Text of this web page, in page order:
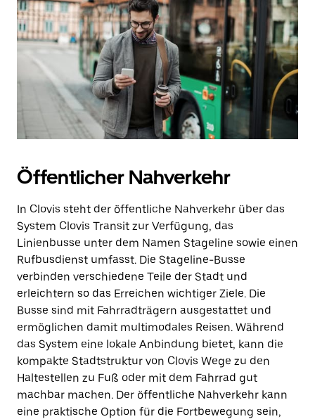
Öffentlicher Nahverkehr
In Clovis steht der öffentliche Nahverkehr über das
System Clovis Transit zur Verfügung, das
Linienbusse unter dem Namen Stageline sowie einen
Rufbusdienst umfasst. Die Stageline-Busse
verbinden verschiedene Teile der Stadt und
erleichtern so das Erreichen wichtiger Ziele. Die
Busse sind mit Fahrradträgern ausgestattet und
ermöglichen damit multimodales Reisen. Während
das System eine lokale Anbindung bietet, kann die
kompakte Stadtstruktur von Clovis Wege zu den
Haltestellen zu Fuß oder mit dem Fahrrad gut
machbar machen. Der öffentliche Nahverkehr kann
eine praktische Option für die Fortbewegung sein,